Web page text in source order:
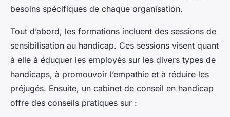
besoins spécifiques de chaque organisation.
Tout d’abord, les formations incluent des sessions de
sensibilisation au handicap. Ces sessions visent quant
à elle à éduquer les employés sur les divers types de
handicaps, à promouvoir l’empathie et à réduire les
préjugés. Ensuite, un cabinet de conseil en handicap
offre des conseils pratiques sur :